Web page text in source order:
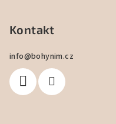
Kontakt
info@bohynim.cz